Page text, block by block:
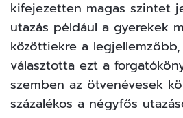
kifejezetten magas szintet
utazás például a gyerekek
közöttiekre a legjellemzőbb,
választotta ezt a
szemben az ötvenévesek
százalékos a négyfős